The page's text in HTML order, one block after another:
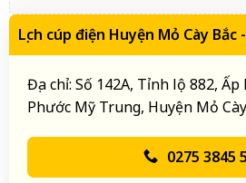
Lịch cúp điện Huyện Mỏ Cày Bắc
Địa chỉ: Số 142A, Tỉnh lộ 882,
Phước Mỹ Trung, Huyện Mỏ
0275 3845